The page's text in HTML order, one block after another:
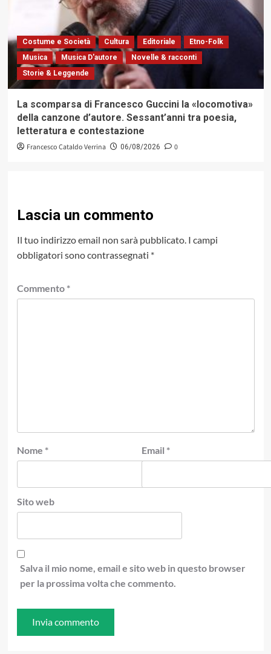
Costume e Società Cultura Editoriale
Etno-Folk
Musica
Musica D'autore
Novelle & racconti
Storie & Leggende
La scomparsa di Francesco Guccini la «locomotiva»
della canzone d’autore. Sessant’anni tra poesia,
letteratura e contestazione
Francesco Cataldo Verrina 06/08/2026 0
Lascia un commento
Il tuo indirizzo email non sarà pubblicato. I campi
obbligatori sono contrassegnati *
Commento *
Nome * Email *
Sito web
Salva il mio nome, email e sito web in questo browser
per la prossima volta che commento.